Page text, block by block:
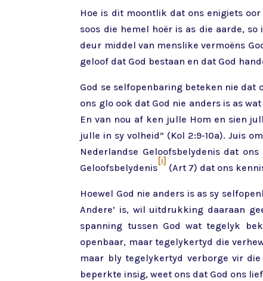
Hoe is dit moontlik dat ons enigiets
soos die hemel hoër is as die aarde,
deur middel van menslike vermoëns
geloof dat God bestaan en dat God
God se selfopenbaring beteken nie dat
ons glo ook dat God nie anders is as
En van nou af ken julle Hom en sien
julle in sy volheid” (Kol 2:9-10a). Juis
Nederlandse Geloofsbelydenis dat ons
Geloofsbelydenis
[i]
(Art 7) dat ons
Hoewel God nie anders is as sy
Andere’ is, wil uitdrukking daaraan
spanning tussen God wat tegelyk
openbaar, maar tegelykertyd die
maar bly tegelykertyd verborge vir die
beperkte insig, weet ons dat God ons